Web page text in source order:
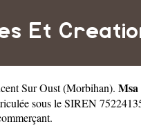
Et
Sur Oust(Morbihan). Msa
sous le SIREN